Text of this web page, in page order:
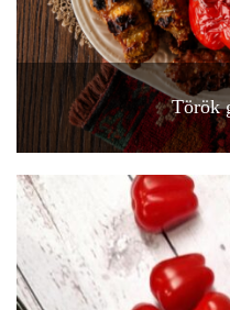
Török